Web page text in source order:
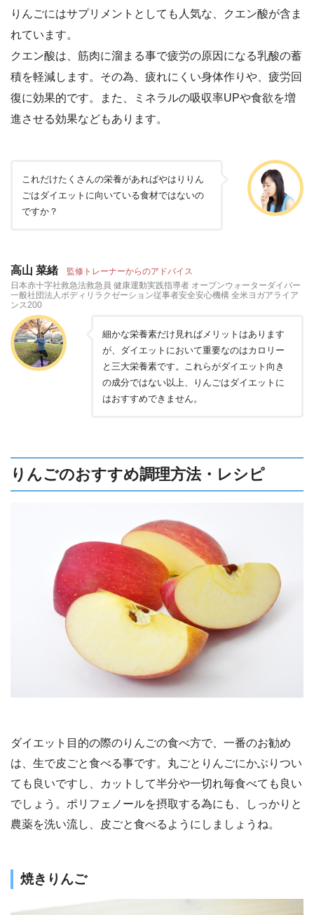
りんごにはサプリメントとしても人気な、クエン酸が含ま
れています。
クエン酸は、筋肉に溜まる事で疲労の原因になる乳酸の蓄
積を軽減します。その為、疲れにくい身体作りや、疲労回
復に効果的です。また、ミネラルの吸収率UPや食欲を増
進させる効果などもあります。
これだけたくさんの栄養があればやはりりん
ごはダイエットに向いている食材ではないの
ですか？
高山 菜緒 監修トレーナーからのアドバイス
日本赤十字社救急法救急員 健康運動実践指導者 オープンウォーターダイバー
一般社団法人ボディリラクゼーション従事者安全安心機構 全米ヨガアライア
ンス200
細かな栄養素だけ見ればメリットはあります
が、ダイエットにおいて重要なのはカロリー
と三大栄養素です。これらがダイエット向き
の成分ではない以上、りんごはダイエットに
はおすすめできません。
りんごのおすすめ調理方法・レシピ
ダイエット目的の際のりんごの食べ方で、一番のお勧め
は、生で皮ごと食べる事です。丸ごとりんごにかぶりつい
ても良いですし、カットして半分や一切れ毎食べても良い
でしょう。ポリフェノールを摂取する為にも、しっかりと
農薬を洗い流し、皮ごと食べるようにしましょうね。
焼きりんご